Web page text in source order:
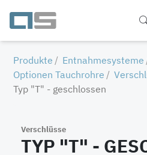
Produkte Entnahmesysteme
Optionen Tauchrohre
Typ "T" - geschlossen
Verschlüsse
TYP "T" -